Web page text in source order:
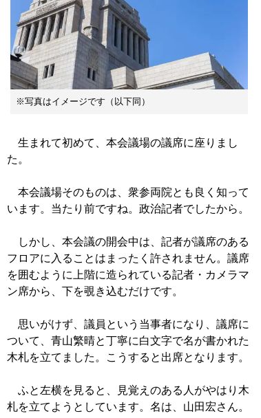
※写真はイメージです（以下同）
生まれて初めて、本会議場の議席に座りまし
た。
本会議場そのものは、衆参両院とも良く知って
います。当たり前ですね。政治記者でしたから。
しかし、本会議の開会中は、記者が議席のある
フロアに入ることはまったく許されません。議席
を囲むように上階に造られている記者・カメラマ
ン席から、下を覗き込むだけです。
思いがけず、議員という当事者になり、議席に
ついて、青山繁晴と丁寧に白文字で名が書かれた
木札を立てました。こうすると出席となります。
ふと左横を見ると、見覚えのある人がやはり木
札を立てようとしています。名は、山田宏さん。